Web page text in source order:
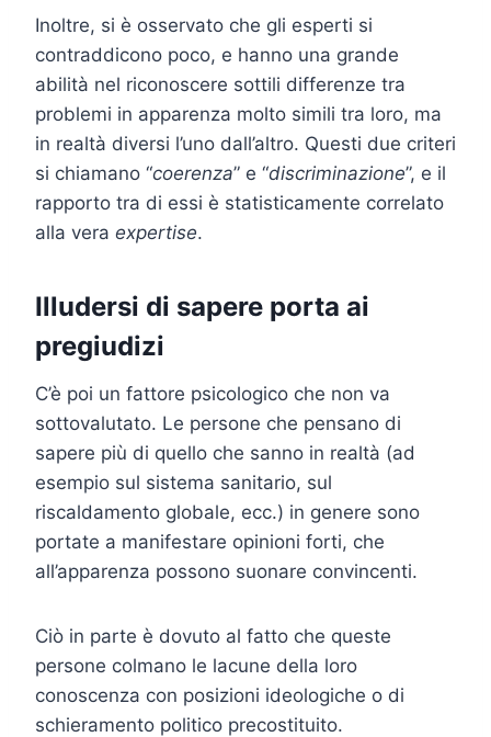
Inoltre, si è osservato che gli esperti si
contraddicono poco, e hanno una grande
abilità nel riconoscere sottili differenze tra
problemi in apparenza molto simili tra loro, ma
in realtà diversi l’uno dall’altro. Questi due criteri
si chiamano “coerenza” e “discriminazione”, e il
rapporto tra di essi è statisticamente correlato
alla vera expertise.
Illudersi di sapere porta ai
pregiudizi
C’è poi un fattore psicologico che non va
sottovalutato. Le persone che pensano di
sapere più di quello che sanno in realtà (ad
esempio sul sistema sanitario, sul
riscaldamento globale, ecc.) in genere sono
portate a manifestare opinioni forti, che
all’apparenza possono suonare convincenti.
Ciò in parte è dovuto al fatto che queste
persone colmano le lacune della loro
conoscenza con posizioni ideologiche o di
schieramento politico precostituito.